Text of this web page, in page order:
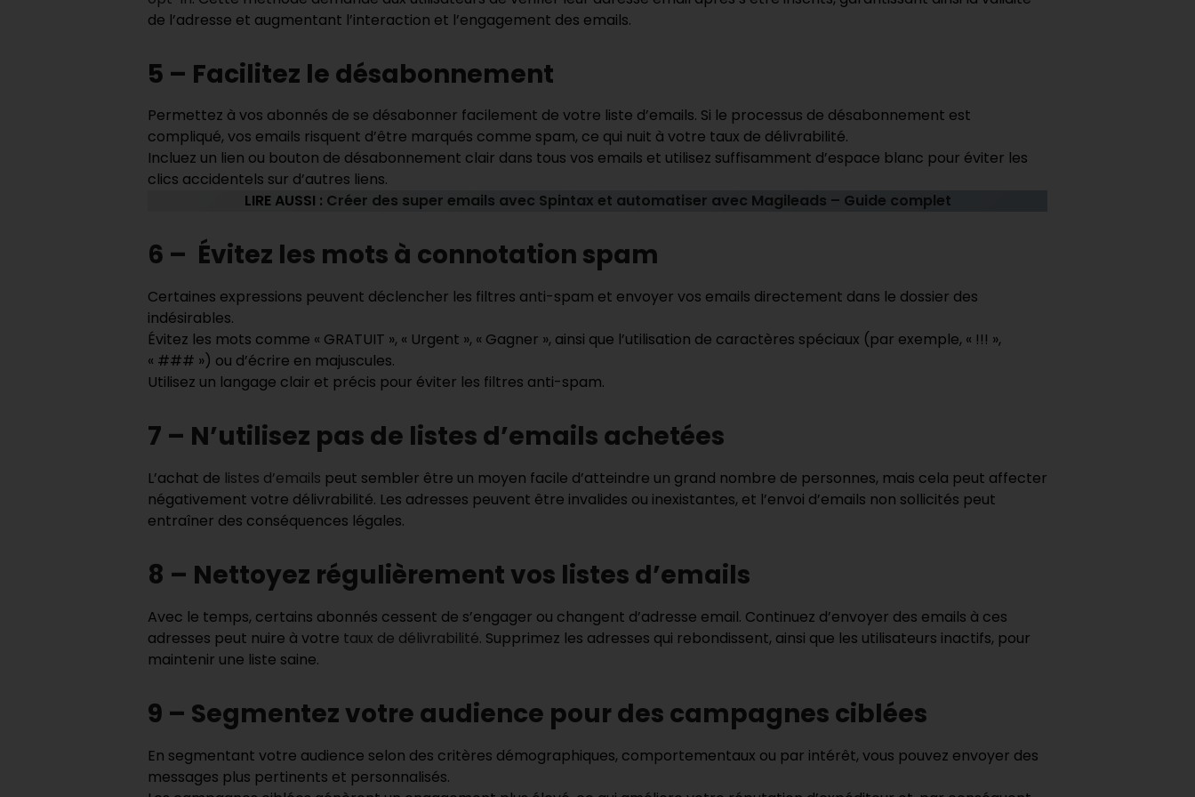
de l’adresse et augmentant l’interaction et l’engagement des emails.
5 – Facilitez le désabonnement
Permettez à vos abonnés de se désabonner facilement de votre liste d’emails. Si le processus de désabonnement est
compliqué, vos emails risquent d’être marqués comme spam, ce qui nuit à votre taux de délivrabilité.
Incluez un lien ou bouton de désabonnement clair dans tous vos emails et utilisez suffisamment d’espace blanc pour éviter les
clics accidentels sur d’autres liens.
LIRE AUSSI : Créer des super emails avec Spintax et automatiser avec Magileads – Guide complet
6 – Évitez les mots à connotation spam
Certaines expressions peuvent déclencher les filtres anti-spam et envoyer vos emails directement dans le dossier des
indésirables.
Évitez les mots comme « GRATUIT », « Urgent », « Gagner », ainsi que l’utilisation de caractères spéciaux (par exemple, « !!! »,
« ### ») ou d’écrire en majuscules.
Utilisez un langage clair et précis pour éviter les filtres anti-spam.
7 – N’utilisez pas de listes d’emails achetées
L’achat de listes d’emails peut sembler être un moyen facile d’atteindre un grand nombre de personnes, mais cela peut affecter
négativement votre délivrabilité. Les adresses peuvent être invalides ou inexistantes, et l’envoi d’emails non sollicités peut
entraîner des conséquences légales.
8 – Nettoyez régulièrement vos listes d’emails
Avec le temps, certains abonnés cessent de s’engager ou changent d’adresse email. Continuez d’envoyer des emails à ces
adresses peut nuire à votre taux de délivrabilité. Supprimez les adresses qui rebondissent, ainsi que les utilisateurs inactifs, pour
maintenir une liste saine.
9 – Segmentez votre audience pour des campagnes ciblées
En segmentant votre audience selon des critères démographiques, comportementaux ou par intérêt, vous pouvez envoyer des
messages plus pertinents et personnalisés.